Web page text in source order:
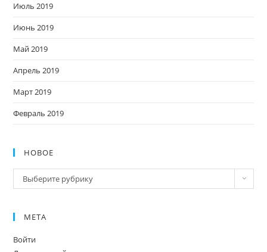
Июль 2019
Июнь 2019
Май 2019
Апрель 2019
Март 2019
Февраль 2019
НОВОЕ
Новое
Выберите рубрику
МЕТА
Войти